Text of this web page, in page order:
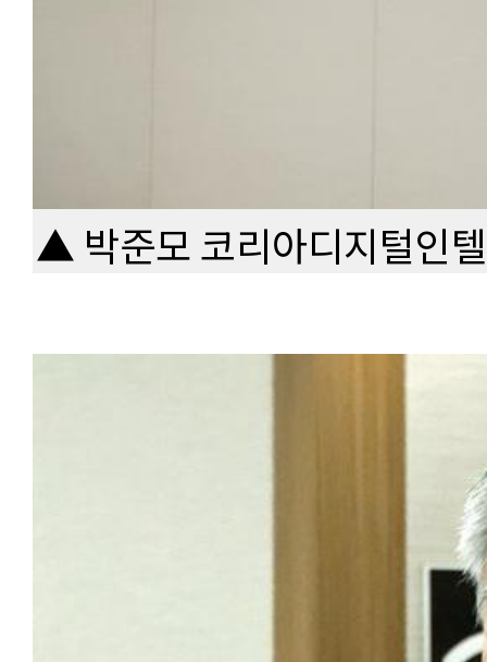
▲ 박준모 코리아디지털인